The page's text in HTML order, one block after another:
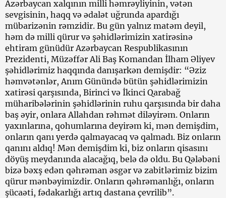
Azərbaycan xalqının milli həmrəyliyinin, vətən
sevgisinin, haqq və ədalət uğrunda apardığı
mübarizənin rəmzidir. Bu gün yalnız matəm deyil,
həm də milli qürur və şəhidlərimizin xatirəsinə
ehtiram günüdür Azərbaycan Respublikasının
Prezidenti, Müzəffər Ali Baş Komandan İlham Əliyev
şəhidlərimiz haqqında danışarkən demişdir: “Əziz
həmvətənlər, Anım Günündə bütün şəhidlərimizin
xatirəsi qarşısında, Birinci və İkinci Qarabağ
müharibələrinin şəhidlərinin ruhu qarşısında bir daha
baş əyir, onlara Allahdan rəhmət diləyirəm. Onların
yaxınlarına, qohumlarına deyirəm ki, mən demişdim,
onların qanı yerdə qalmayacaq və qalmadı. Biz onların
qanını aldıq! Mən demişdim ki, biz onların qisasını
döyüş meydanında alacağıq, belə də oldu. Bu Qələbəni
bizə bəxş edən qəhrəman əsgər və zabitlərimiz bizim
qürur mənbəyimizdir. Onların qəhrəmanlığı, onların
şücaəti, fədakarlığı artıq dastana çevrilib”.